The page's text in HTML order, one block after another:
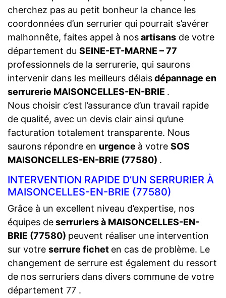
cherchez pas au petit bonheur la chance les
coordonnées d’un serrurier qui pourrait s’avérer
malhonnête, faites appel à nosartisans de votre
département du SEINE-ET-MARNE – 77
professionnels de la serrurerie, qui saurons
intervenir dans les meilleurs délaisdépannage en
serrurerie MAISONCELLES-EN-BRIE .
Nous choisir c’est l’assurance d’un travail rapide
de qualité, avec un devis clair ainsi qu’une
facturation totalement transparente. Nous
saurons répondre en urgence à votre SOS
MAISONCELLES-EN-BRIE (77580) .
INTERVENTION RAPIDE D’UN SERRURIER À
MAISONCELLES-EN-BRIE (77580)
Grâce à un excellent niveau d’expertise, nos
équipes deserruriers à MAISONCELLES-EN-
BRIE (77580) peuvent réaliser une intervention
sur votre serrure fichet en cas de problème. Le
changement de serrure est également du ressort
de nos serruriers dans divers commune de votre
département 77 .